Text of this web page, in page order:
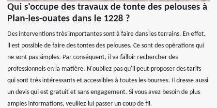
Qui s'occupe des travaux de tonte des pelouses à
Plan-les-ouates dans le 1228 ?
Des interventions très importantes sont à faire dans les terrains. En effet,
il est possible de faire des tontes des pelouses. Ce sont des opérations qui
ne sont pas simples. Par conséquent, il va falloir rechercher des
professionnels en la matière. N'oubliez pas qu'il peut proposer des tarifs
qui sont très intéressants et accessibles à toutes les bourses. Il dresse aussi
un devis qui est gratuit et sans engagement. Si vous avez besoin de plus
amples informations, veuillez lui passer un coup de fil.